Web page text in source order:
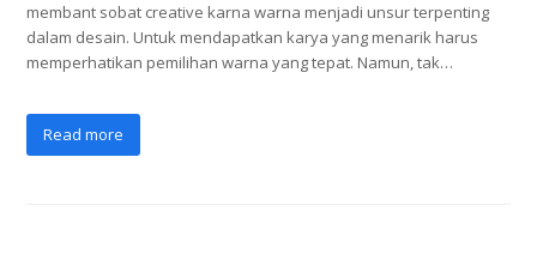
membant sobat creative karna warna menjadi unsur terpenting
dalam desain. Untuk mendapatkan karya yang menarik harus
memperhatikan pemilihan warna yang tepat. Namun, tak…
Read more